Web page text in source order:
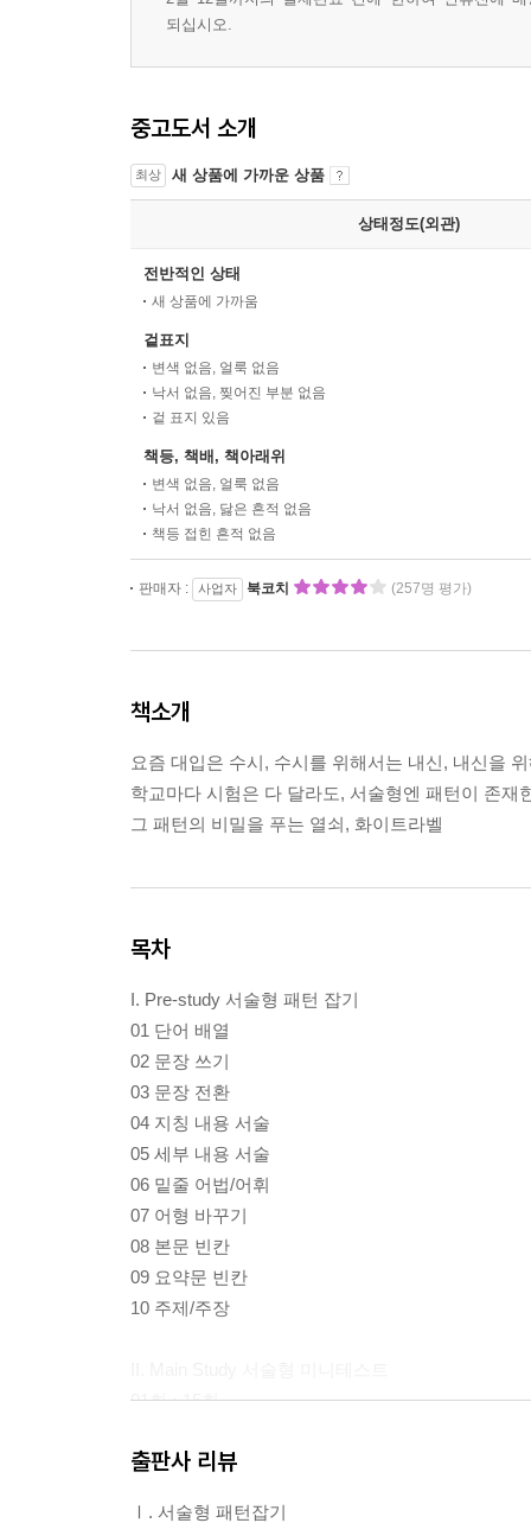
되십시오.
중고도서 소개
최상 새 상품에 가까운 상품
상태정도(외관)
전반적인 상태
새 상품에 가까움
겉표지
변색 없음, 얼룩 없음
낙서 없음, 찢어진 부분 없음
겉 표지 있음
책등, 책배, 책아래위
변색 없음, 얼룩 없음
낙서 없음, 닳은 흔적 없음
책등 접힌 흔적 없음
판매자 : 사업자 북코치 (257명 평가)
책소개
요즘 대입은 수시, 수시를 위해서는 내신, 내신을
학교마다 시험은 다 달라도, 서술형엔 패턴이 존재
그 패턴의 비밀을 푸는 열쇠, 화이트라벨
목차
I. Pre-study 서술형 패턴 잡기
01 단어 배열
02 문장 쓰기
03 문장 전환
04 지칭 내용 서술
05 세부 내용 서술
06 밑줄 어법/어휘
07 어형 바꾸기
08 본문 빈칸
09 요약문 빈칸
10 주제/주장
01회 ~15회
III. Extra Study 서술형 필수 구문
출판사 리뷰
Ⅰ. 서술형 패턴잡기